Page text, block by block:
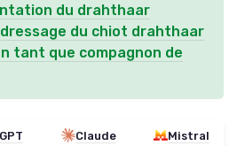
du drahthaar
du chiot drahthaar
tant que compagnon de
Claude Mistral